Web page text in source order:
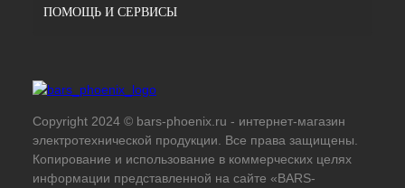
ПОМОЩЬ И СЕРВИСЫ
Copyright 2024 © bars-phoenix.ru - интернет-магазин
электротехнической продукции. Все права защищены.
Копирование и использование в коммерческих целях
информации представленной на сайте «BARS-